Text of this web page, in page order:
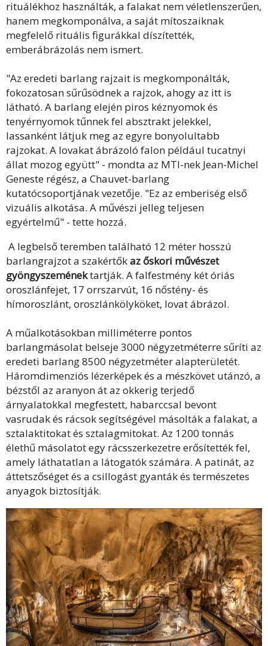
rituálékhoz használták, a falakat nem véletlenszerűen,
hanem megkomponálva, a saját mítoszaiknak
megfelelő rituális figurákkal díszítették,
emberábrázolás nem ismert.
"Az eredeti barlang rajzait is megkomponálták,
fokozatosan sűrűsödnek a rajzok, ahogy az itt is
látható. A barlang elején piros kéznyomok és
tenyérnyomok tűnnek fel absztrakt jelekkel,
lassanként látjuk meg az egyre bonyolultabb
rajzokat. A lovakat ábrázoló falon például tucatnyi
állat mozog együtt" - mondta az MTI-nek Jean-Michel
Geneste régész, a Chauvet-barlang
kutatócsoportjának vezetője. "Ez az emberiség első
vizuális alkotása. A művészi jelleg teljesen
egyértelmű" - tette hozzá.
A legbelső teremben található 12 méter hosszú
barlangrajzot a szakértőkaz őskori művészet
gyöngyszeménektartják. A falfestmény két óriás
oroszlánfejet, 17 orrszarvút, 16 nőstény- és
hímoroszlánt, oroszlánkölyköket, lovat ábrázol.
A műalkotásokban milliméterre pontos
barlangmásolat belseje 3000 négyzetméterre sűríti az
eredeti barlang 8500 négyzetméter alapterületét.
Háromdimenziós lézerképek és a mészkövet utánzó, a
bézstől az aranyon át az okkerig terjedő
árnyalatokkal megfestett, habarccsal bevont
vasrudak és rácsok segítségével másolták a falakat, a
sztalaktitokat és sztalagmitokat. Az 1200 tonnás
élethű másolatot egy rácsszerkezetre erősítették fel,
amely láthatatlan a látogatók számára. A patinát, az
áttetszőséget és a csillogást gyanták és természetes
anyagok biztosítják.